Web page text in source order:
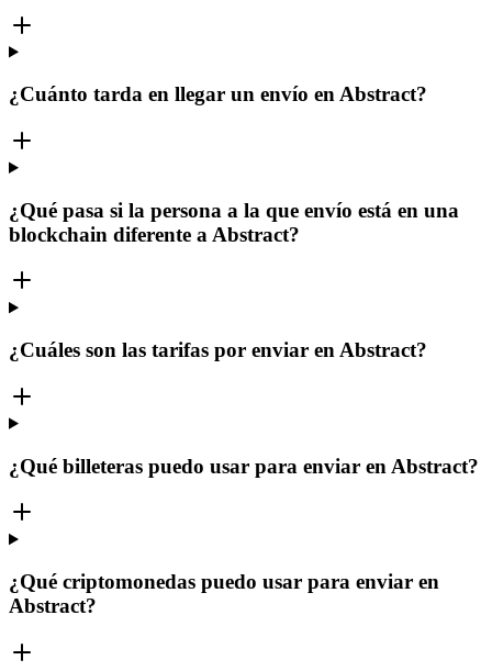
¿Cuánto tarda en llegar un envío en Abstract?
¿Qué pasa si la persona a la que envío está en una
blockchain diferente a Abstract?
¿Cuáles son las tarifas por enviar en Abstract?
¿Qué billeteras puedo usar para enviar en Abstract?
¿Qué criptomonedas puedo usar para enviar en
Abstract?